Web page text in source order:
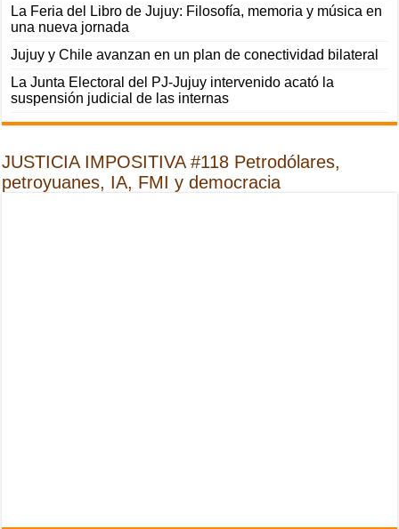
La Feria del Libro de Jujuy: Filosofía, memoria y música en
una nueva jornada
Jujuy y Chile avanzan en un plan de conectividad bilateral
La Junta Electoral del PJ-Jujuy intervenido acató la
suspensión judicial de las internas
JUSTICIA IMPOSITIVA #118 Petrodólares,
petroyuanes, IA, FMI y democracia